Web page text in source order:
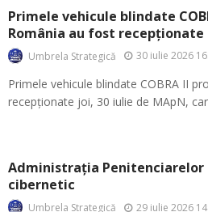
Primele vehicule blindate
România au fost recepționate
Umbrela Strategică 30 iulie 2026
Primele vehicule blindate COBRA II
recepționate joi, 30 iulie de MApN,
Administrația
cibernetic
Umbrela Strategică 29 iulie 2026